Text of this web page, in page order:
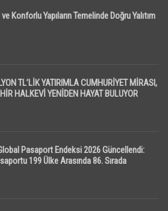
Konforlu Yapıların Temelinde Doğru Yalıtım
TL’LİK YATIRIMLA CUMHURİYET MİRASI,
HALKEVİ YENİDEN HAYAT BULUYOR
Pasaport Endeksi 2026 Güncellendi:
199 Ülke Arasında 86. Sırada